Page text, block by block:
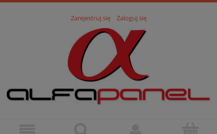
Zarejestruj się Zaloguj się